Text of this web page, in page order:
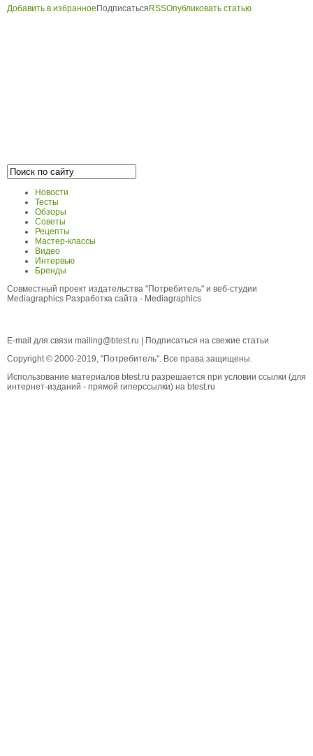
Добавить в избранное Подписаться RSSОпубликовать статью
Новости
Тесты
Обзоры
Советы
Рецепты
Мастер-классы
Видео
Интервью
Бренды
Совместный проект издательства "Потребитель" и веб-студии
Mediagraphics Разработка сайта - Mediagraphics
E-mail для связи mailing@btest.ru
Подписаться на свежие статьи
Copyright © 2000-2019, "Потребитель". Все права защищены.
Использование материалов btest.ru разрешается при условии ссылки (для
интернет-изданий - прямой гиперссылки) на btest.ru